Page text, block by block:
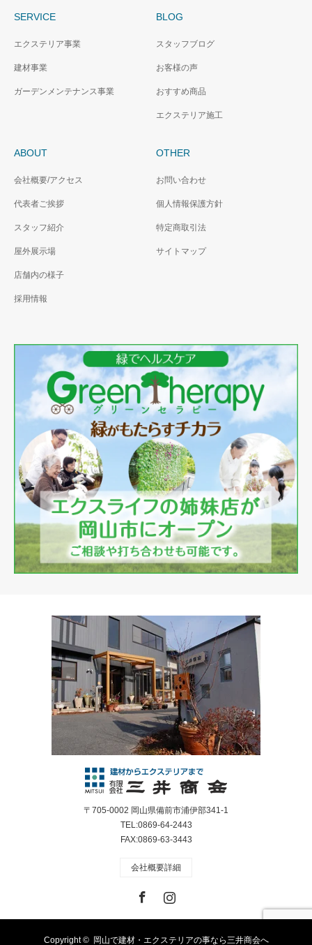
SERVICE
エクステリア事業
建材事業
ガーデンメンテナンス事業
BLOG
スタッフブログ
お客様の声
おすすめ商品
エクステリア施工
ABOUT
会社概要/アクセス
代表者ご挨拶
スタッフ紹介
屋外展示場
店舗内の様子
採用情報
OTHER
お問い合わせ
個人情報保護方針
特定商取引法
サイトマップ
〒705-0002 岡山県備前市浦伊部341-1
TEL:0869-64-2443
FAX:0869-63-3443
会社概要詳細
Copyright © 岡山で建材・エクステリアの事なら三井商会へ